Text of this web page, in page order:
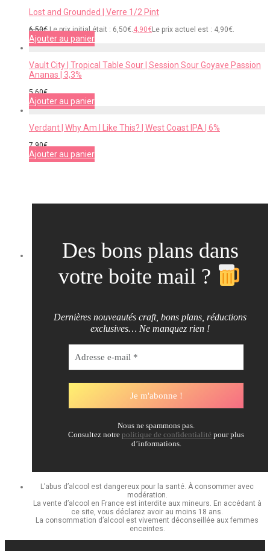
Lost and Grounded | Verre 1/2 Pint
6,50€ Le prix initial était : 6,50€.4,90€Le prix actuel est : 4,90€.
Ajouter au panier
Vault City | Tropical Table Sour | Session Sour Goyave Passion
Ananas | 3,3%
5,60€
Ajouter au panier
Verdant | Why Am I Like This? | West Coast IPA | 6%
7,90€
Ajouter au panier
Des bons plans dans
votre boite mail ?
Dernières nouveautés craft, bons plans, réductions
exclusives… Ne manquez rien !
Nous ne spammons pas.
Consultez notre politique de confidentialité pour plus
d’informations.
L’abus d’alcool est dangereux pour la santé. À consommer avec
modération.
La vente d’alcool en France est interdite aux mineurs. En accédant à
ce site, vous déclarez avoir au moins 18 ans.
La consommation d’alcool est vivement déconseillée aux femmes
enceintes.